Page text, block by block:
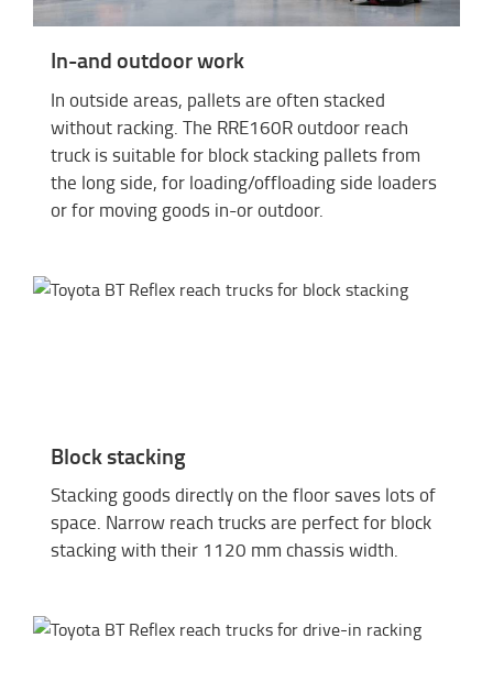
In-and outdoor work
In outside areas, pallets are often stacked
without racking. The RRE160R outdoor reach
truck is suitable for block stacking pallets from
the long side, for loading/offloading side loaders
or for moving goods in-or outdoor.
Block stacking
Stacking goods directly on the floor saves lots of
space. Narrow reach trucks are perfect for block
stacking with their 1120 mm chassis width.